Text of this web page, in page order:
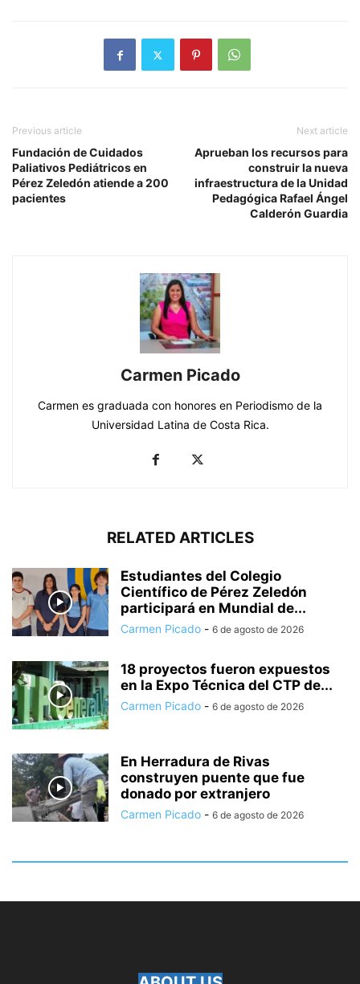
Previous article
Fundación de Cuidados
Paliativos Pediátricos en
Pérez Zeledón atiende a 200
pacientes
Next article
Aprueban los recursos para
construir la nueva
infraestructura de la Unidad
Pedagógica Rafael Ángel
Calderón Guardia
Carmen Picado
Carmen es graduada con honores en Periodismo de la
Universidad Latina de Costa Rica.
RELATED ARTICLES
Estudiantes del Colegio
Científico de Pérez Zeledón
participará en Mundial de...
Carmen Picado - 6 de agosto de 2026
18 proyectos fueron expuestos
en la Expo Técnica del CTP de...
Carmen Picado - 6 de agosto de 2026
En Herradura de Rivas
construyen puente que fue
donado por extranjero
Carmen Picado - 6 de agosto de 2026